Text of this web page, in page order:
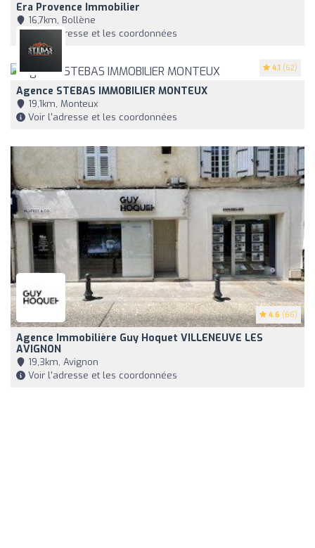
Era Provence Immobilier
16,7km, Bollène
Voir l'adresse et les coordonnées
4.1 (62)
Agence STEBAS IMMOBILIER MONTEUX
19,1km, Monteux
Voir l'adresse et les coordonnées
4.6 (66)
Agence Immobilière Guy Hoquet VILLENEUVE LES
AVIGNON
19,3km, Avignon
Voir l'adresse et les coordonnées